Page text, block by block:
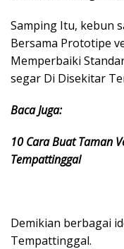
Samping Itu, kebun
Bersama Prototipe
Memperbaiki
segar Di Disekitar
Baca Juga:
10 Cara Buat Taman
Tempattinggal
Demikian berbagai
Tempattinggal.